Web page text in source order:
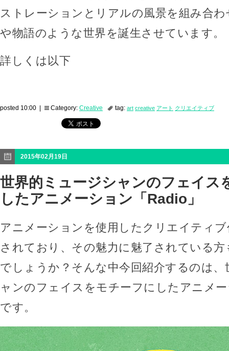
ストレーションとリアルの風景を組み合
や物語のような世界を誕生させています。
詳しくは以下
posted 10:00 | Category: Creative tag: art creative アート クリエイティブ
2015年02月19日
世界的ミュージシャンのフェイス
したアニメーション「Radio」
アニメーションを使用したクリエイティ
されており、その魅力に魅了されている
でしょうか？そんな中今回紹介するのは、
ャンのフェイスをモチーフにしたアニメ
です。